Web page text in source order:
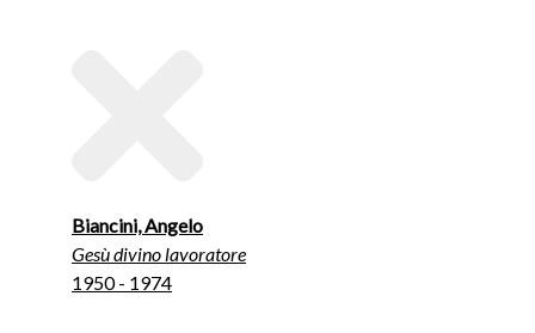
Biancini, Angelo
Gesù divino lavoratore
1950 - 1974